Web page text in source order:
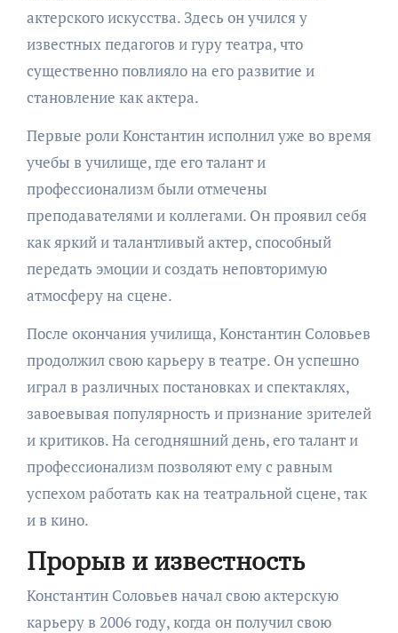
актерского искусства. Здесь он учился у
известных педагогов и гуру театра, что
существенно повлияло на его развитие и
становление как актера.
Первые роли Константин исполнил уже во время
учебы в училище, где его талант и
профессионализм были отмечены
преподавателями и коллегами. Он проявил себя
как яркий и талантливый актер, способный
передать эмоции и создать неповторимую
атмосферу на сцене.
После окончания училища, Константин Соловьев
продолжил свою карьеру в театре. Он успешно
играл в различных постановках и спектаклях,
завоевывая популярность и признание зрителей
и критиков. На сегодняшний день, его талант и
профессионализм позволяют ему с равным
успехом работать как на театральной сцене, так
и в кино.
Прорыв и известность
Константин Соловьев начал свою актерскую
карьеру в 2006 году, когда он получил свою